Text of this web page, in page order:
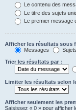
Le contenu des
Le titre des sujets
Le premier message
Afficher les résultats sous
Messages
Sujets
Trier les résultats par :
Limiter les résultats selon
Afficher seulement les
Saisissez « 0 » pour afficher